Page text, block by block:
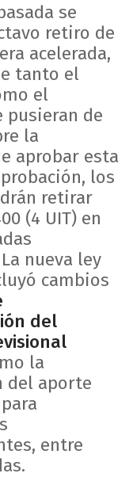
se
retiro de
acelerada,
tanto el
el
pusieran de
la
aprobar esta
los
retirar
(4 UIT) en
nueva ley
cambios
del
la
del aporte
entre